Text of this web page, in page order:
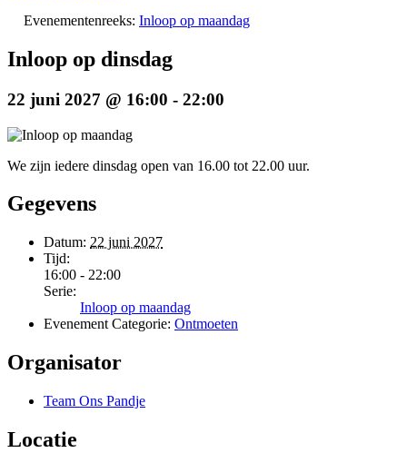
Evenementenreeks: Inloop op maandag
Inloop op dinsdag
22 juni 2027 @ 16:00 - 22:00
We zijn iedere dinsdag open van 16.00 tot 22.00 uur.
Gegevens
Datum: 22 juni 2027
Tijd:
16:00 - 22:00
Serie:
Inloop op maandag
Evenement Categorie: Ontmoeten
Organisator
Team Ons Pandje
Locatie